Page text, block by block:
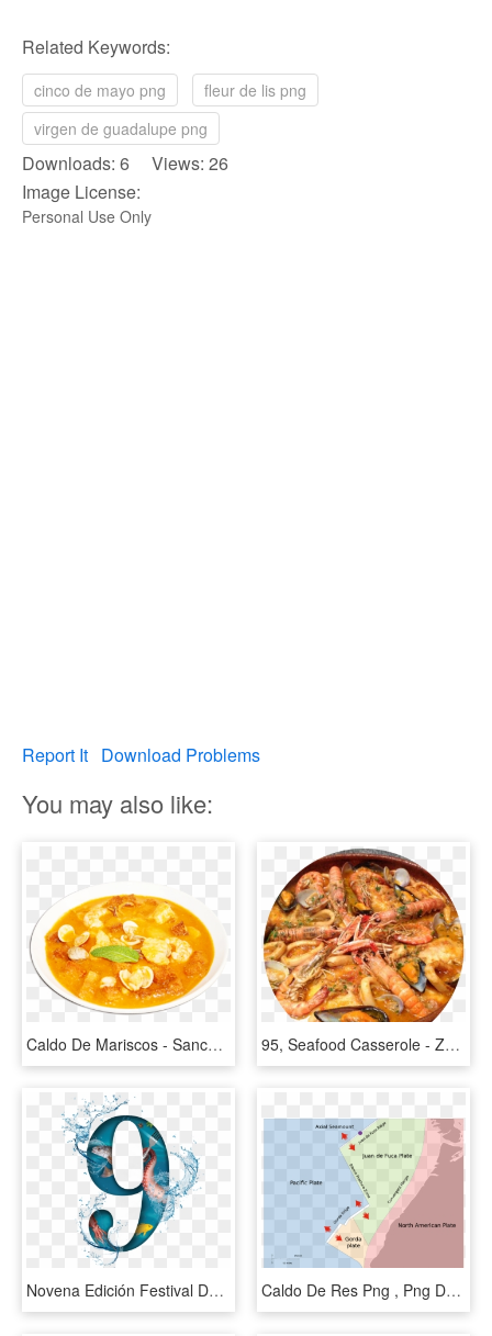
Related Keywords:
cinco de mayo png
fleur de lis png
virgen de guadalupe png
Downloads: 6 Views: 26
Image License:
Personal Use Only
Report It Download Problems
You may also like:
Caldo De Mariscos - Sancocho De Pescado Png, Transparent Png 95, Seafood Casserole - Zarzuela De Pescado Y Marisco A La Catalana, HD Png Download
Novena Edición Festival De Pescados Y Mariscos - Festival De Mariscos Elcano, HD Png Download Caldo De Res Png , Png Download - Juan De Fuca Ridge, Transparent Png